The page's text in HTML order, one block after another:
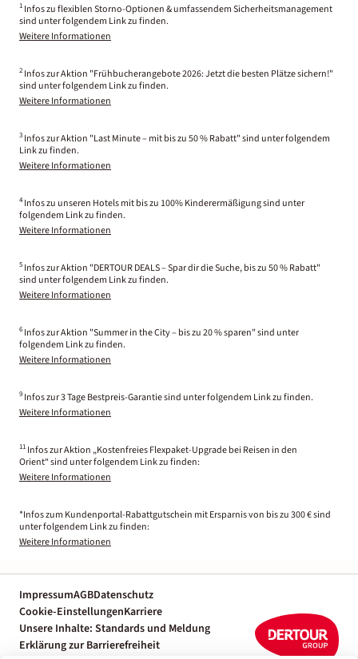
1 Infos zu flexiblen Storno-Optionen & umfassendem Sicherheitsmanagement
sind unter folgendem Link zu finden.
Weitere Informationen
2 Infos zur Aktion "Frühbucherangebote 2026: Jetzt die besten Plätze sichern!"
sind unter folgendem Link zu finden.
Weitere Informationen
3 Infos zur Aktion "Last Minute – mit bis zu 50 % Rabatt" sind unter folgendem
Link zu finden.
Weitere Informationen
4 Infos zu unseren Hotels mit bis zu 100% Kinderermäßigung sind unter
folgendem Link zu finden.
Weitere Informationen
5 Infos zur Aktion "DERTOUR DEALS – Spar dir die Suche, bis zu 50 % Rabatt"
sind unter folgendem Link zu finden.
Weitere Informationen
6 Infos zur Aktion "Summer in the City – bis zu 20 % sparen" sind unter
folgendem Link zu finden.
Weitere Informationen
9 Infos zur 3 Tage Bestpreis-Garantie sind unter folgendem Link zu finden.
Weitere Informationen
11 Infos zur Aktion „Kostenfreies Flexpaket-Upgrade bei Reisen in den
Orient“ sind unter folgendem Link zu finden:
Weitere Informationen
*Infos zum Kundenportal-Rabattgutschein mit Ersparnis von bis zu 300 € sind
unter folgendem Link zu finden:
Weitere Informationen
ImpressumAGBDatenschutz
Cookie-EinstellungenKarriere
Unsere Inhalte: Standards und Meldung
Erklärung zur Barrierefreiheit